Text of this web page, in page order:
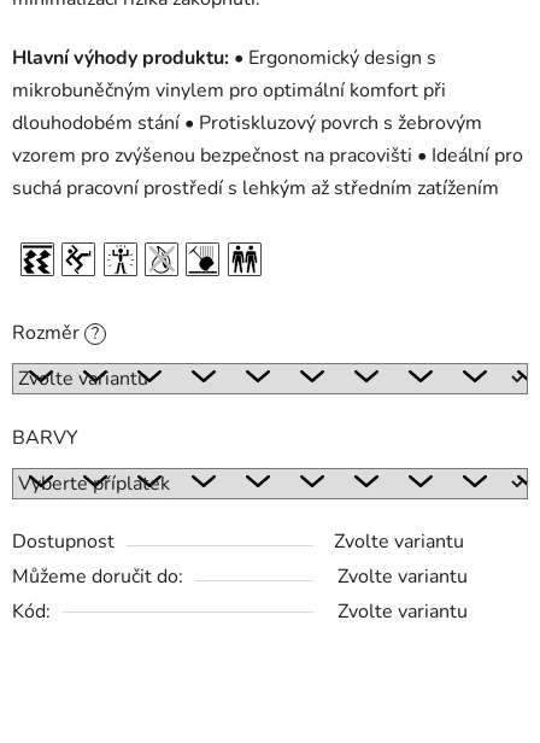
Hlavní výhody produktu: • Ergonomický design s
mikrobuněčným vinylem pro optimální komfort při
dlouhodobém stání • Protiskluzový povrch s žebrovým
vzorem pro zvýšenou bezpečnost na pracovišti • Ideální pro
suchá pracovní prostředí s lehkým až středním zatížením
Rozměr ?
BARVY
Dostupnost
Zvolte variantu
Můžeme doručit do:
Zvolte variantu
Kód:
Zvolte variantu